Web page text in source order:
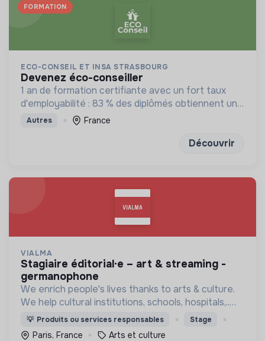
FORMATION
ECO-CONSEIL ET INSA STRASBOURG
devenez éco-conseiller
1 an de formation certifiante avec un fort taux
d'employabilité : 83 % des diplômés obtiennent un
emploi sous 6 mois
Autres France
Découvrir
VIALMA
stagiaire éditorial·e – art & streaming -
germanophone
We enrich people's lives thanks to arts & culture.
We help cultural institutions, schools, hospitals,..
improve their audiences' well-being with curated
programmes available through streaming.
💡 Produits ou services responsables Stage
Paris, France Arts et culture